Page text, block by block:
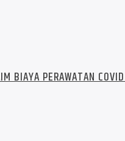
BIAYA PERAWATAN